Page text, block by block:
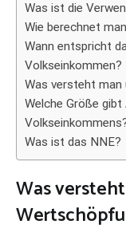
Was ist die
Wie berechnet
Wann entspricht
Volkseinkommen?
Was versteht man
Welche Größe
Was ist das NNE?
Was